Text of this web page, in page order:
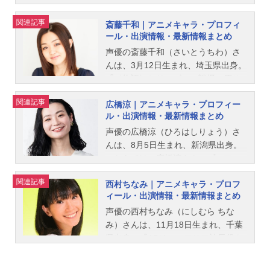
オススメ記事をご紹介！
関連記事
斎藤千和｜アニメキャラ・プロフィ
ール・出演情報・最新情報まとめ
声優の斎藤千和（さいとうちわ）さ
んは、3月12日生まれ、埼玉県出身。
たぎ役をはじめ、『魔法少女まどか
☆マギカ』の暁美ほむら役など、人
気作品のキャラクターを多く演じて
います。こちらでは、斎藤千和さん
のオススメ記事をご紹介！
関連記事
広橋涼｜アニメキャラ・プロフィー
ル・出演情報・最新情報まとめ
声優の広橋涼（ひろはしりょう）さ
んは、8月5日生まれ、新潟県出身。
ールと関連記事を紹介します。
関連記事
西村ちなみ｜アニメキャラ・プロフ
ィール・出演情報・最新情報まとめ
声優の西村ちなみ（にしむら ちな
み）さんは、11月18日生まれ、千葉